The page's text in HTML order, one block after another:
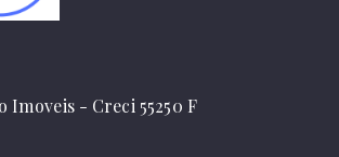
Imoveis - Creci 55250 F